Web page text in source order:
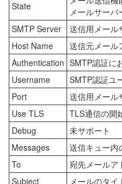
State
メールサーバ
SMTP Server
送信用メール
Host Name
送信元メール
Authentication SMTP認証に
Username
SMTP認証ユ
Port
送信用メール
Use TLS
TLS通信の開
Debug
未サポート
Messages
送信キュー内
To
宛先メールア
Subject
メールのタイ